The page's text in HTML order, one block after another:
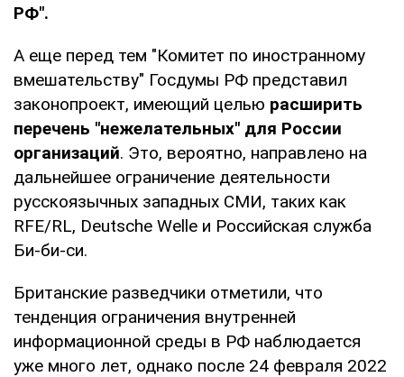
РФ".
А еще перед тем "Комитет по иностранному
вмешательству" Госдумы РФ представил
законопроект, имеющий целью расширить
перечень "нежелательных" для России
организаций. Это, вероятно, направлено на
дальнейшее ограничение деятельности
русскоязычных западных СМИ, таких как
RFE/RL, Deutsche Wellе и Российская служба
Би-би-си.
Британские разведчики отметили, что
тенденция ограничения внутренней
информационной среды в РФ наблюдается
уже много лет, однако после 24 февраля 2022